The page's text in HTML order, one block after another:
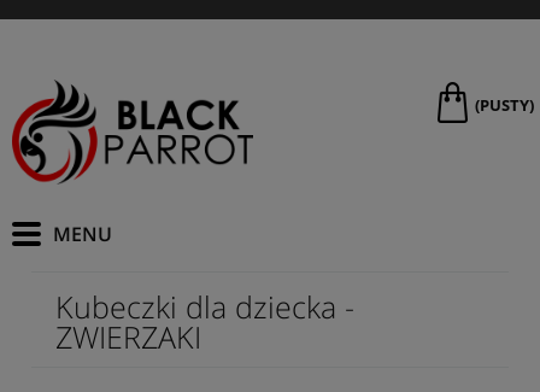
(PUSTY)
Kubeczki dla dziecka -
ZWIERZAKI